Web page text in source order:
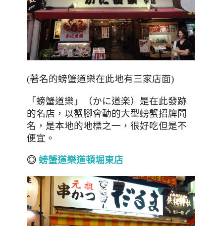
(著名的螃蟹道樂在此地有三家店面)
「螃蟹道樂 」
（かに道楽）是在此發跡
的名店 ，以蟹腳會動的大型螃蟹招牌聞
名 ，是本地的地標之一，很好吃但是不
便宜。
◎ 螃蟹道樂道頓堀東店